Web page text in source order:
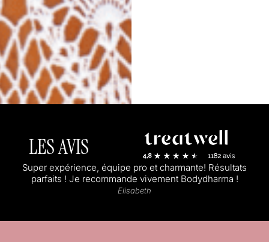
LES AVIS
Super expérience, équipe pro et charmante! Résultats
parfaits ! Je recommande vivement Bodydharma !
Elisabeth